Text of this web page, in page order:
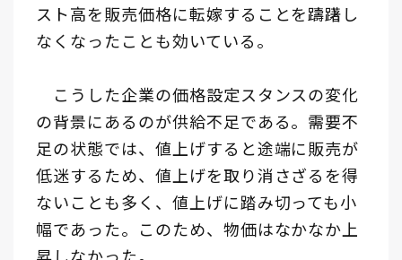
スト高を販売価格に転嫁することを躊躇し
なくなったことも効いている。
こうした企業の価格設定スタンスの変化
の背景にあるのが供給不足である。需要不
足の状態では、値上げすると途端に販売が
低迷するため、値上げを取り消さざるを得
ないことも多く、値上げに踏み切っても小
幅であった。このため、物価はなかなか上